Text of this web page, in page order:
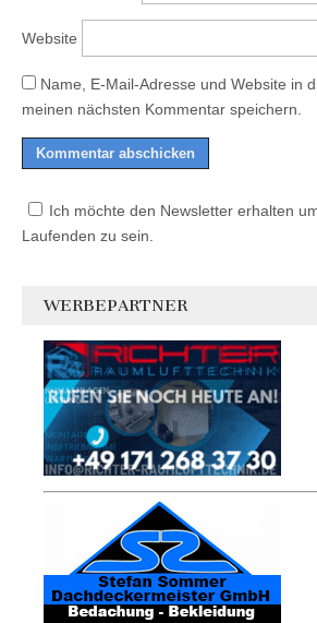
Website
Name, E-Mail-Adresse und Website in
meinen nächsten Kommentar speichern.
Ich möchte den Newsletter erhalten
Laufenden zu sein.
WERBEPARTNER